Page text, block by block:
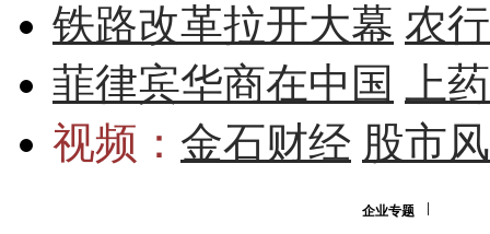
铁路改革拉开大幕 农
菲律宾华商在中国
上
视频： 金石财经 股市
企业专题